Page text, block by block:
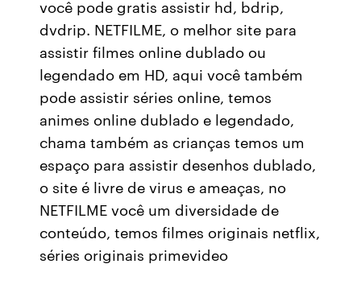
você pode gratis assistir hd, bdrip,
dvdrip. NETFILME, o melhor site para
assistir filmes online dublado ou
legendado em HD, aqui você também
pode assistir séries online, temos
animes online dublado e legendado,
chama também as crianças temos um
espaço para assistir desenhos dublado,
o site é livre de virus e ameaças, no
NETFILME você um diversidade de
conteúdo, temos filmes originais netflix,
séries originais primevideo